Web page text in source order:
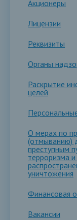
Акционеры
Лицензии
Реквизиты
Органы
Раскрытие
целей
О мерах по
(отмыванию)
преступным
терроризма
уничтожения
Финансовая
Вакансии